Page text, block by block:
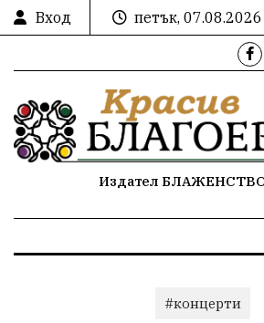
Вход
петък, 07.08.2026
Издател
#концерти